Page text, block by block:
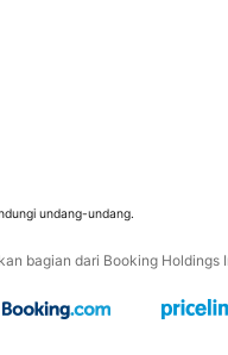
undang-undang.
bagian dari Booking